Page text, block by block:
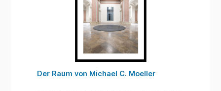
Der Raum von Michael C. Moeller